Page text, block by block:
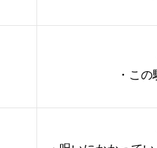
・こ